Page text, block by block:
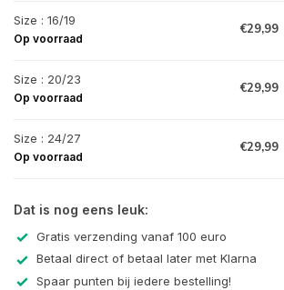
Size : 16/19
Op voorraad
€29,99
Size : 20/23
Op voorraad
€29,99
Size : 24/27
Op voorraad
€29,99
Dat is nog eens leuk:
Gratis verzending vanaf 100 euro
Betaal direct of betaal later met Klarna
Spaar punten bij iedere bestelling!